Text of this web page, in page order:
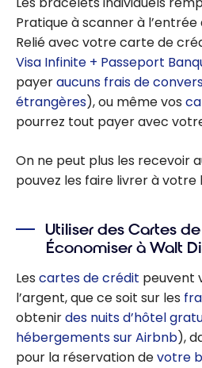
Pratique à scanner à
Relié avec votre carte de
Visa Infinite + Passeport
payeraucuns frais de
étrangères), ou même vos
pourrez tout payer avec
On ne peut plus les recevoir
pouvez les faire livrer à votre
Utiliser des Cartes
Économiser à Walt
Les cartes de crédit peuvent
l’argent, que ce soit sur les
obtenirdes nuits d’hôtel
hébergements sur Airbnb),
pour la réservation devotre